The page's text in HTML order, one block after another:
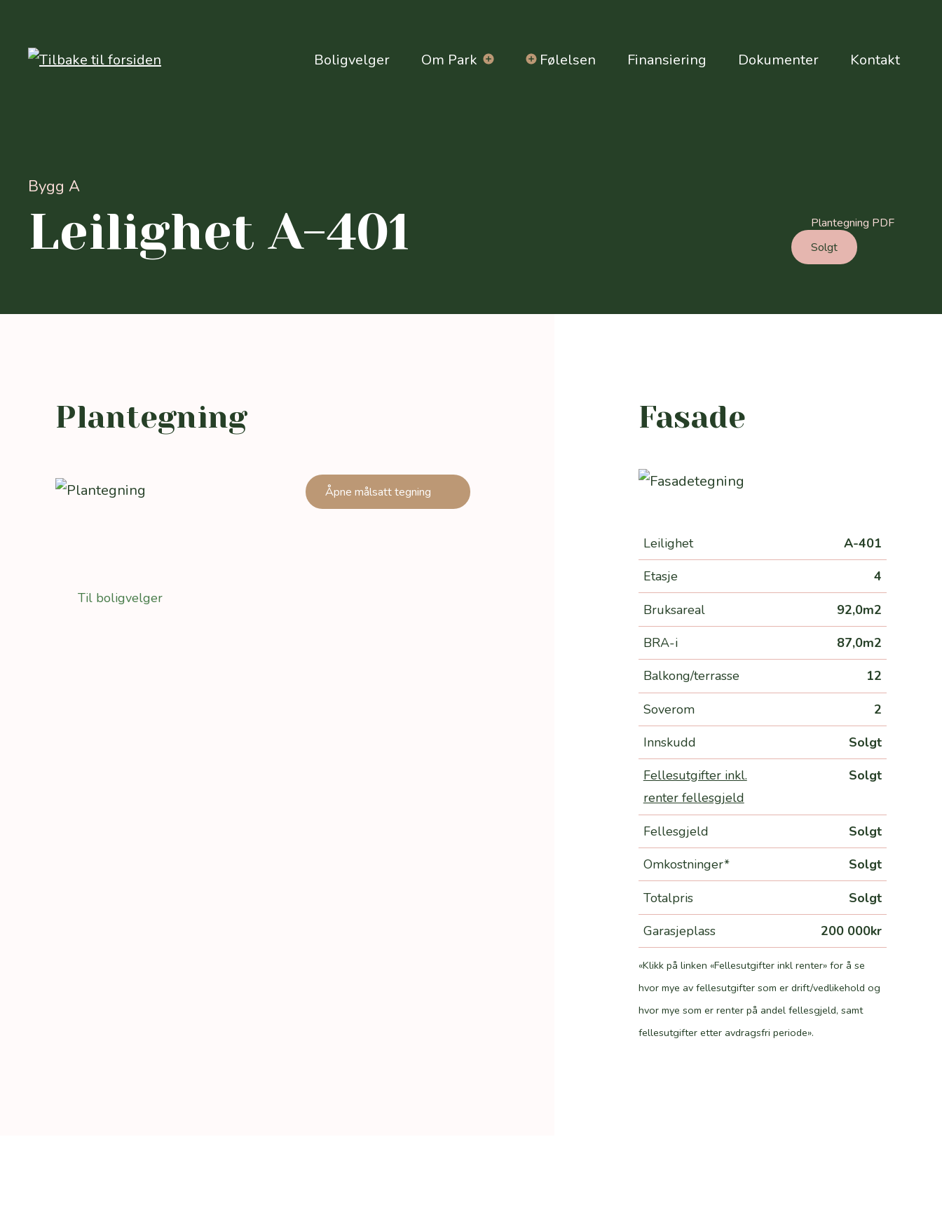
Boligvelger Om Park Følelsen Finansiering Dokumenter Kontakt
Bygg A
Leilighet A-401
Plantegning PDF
Solgt
Plantegning
Åpne målsatt tegning
Til boligvelger
Fasade
Leilighet
A-401
Etasje
4
Bruksareal
92,0m2
BRA-i
87,0m2
Balkong/terrasse
12
Soverom
2
Innskudd
Solgt
Fellesutgifter inkl.
renter fellesgjeld
Solgt
Fellesgjeld
Solgt
Omkostninger*
Solgt
Totalpris
Solgt
Garasjeplass
200 000kr
«Klikk på linken «Fellesutgifter inkl renter» for å se
hvor mye av fellesutgifter som er drift/vedlikehold og
hvor mye som er renter på andel fellesgjeld, samt
fellesutgifter etter avdragsfri periode».